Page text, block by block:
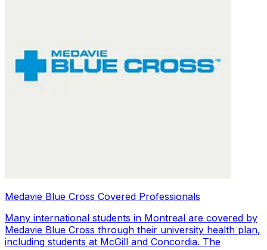
Medavie Blue Cross Covered Professionals
Many international students in Montreal are covered by
Medavie Blue Cross through their university health plan,
including students at McGill and Concordia. The